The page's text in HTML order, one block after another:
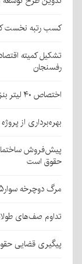
کسب رتبه نخست
تشکیل کمیته
رفسنجان
اختصاص ۴۰ لیتر بنزین ۵ هزار تومانی به کارت سوخت کرمانی‌ها
بهره‌برداری از پروژه ۱۲۰ کیلومتری فیبرنوری روستایی در قلعه‌گنج
پیش‌فروش
حقوق است
مرگ دوچرخه سوار۶۵ ساله در مسیر باغین
تداوم صف‌های
پیگیری قضایی